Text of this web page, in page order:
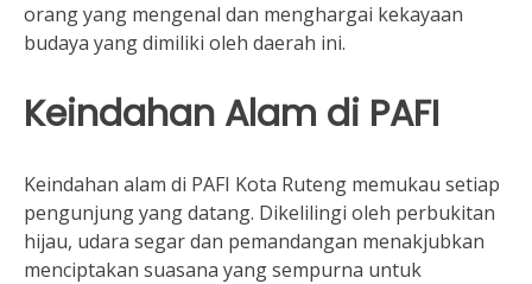
orang yang mengenal dan menghargai kekayaan
budaya yang dimiliki oleh daerah ini.
Keindahan Alam di PAFI
Keindahan alam di PAFI Kota Ruteng memukau setiap
pengunjung yang datang. Dikelilingi oleh perbukitan
hijau, udara segar dan pemandangan menakjubkan
menciptakan suasana yang sempurna untuk